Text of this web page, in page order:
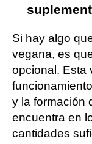
Si hay algo
vegana, es
opcional. Esta
y la formación
encuentra en
cantidades